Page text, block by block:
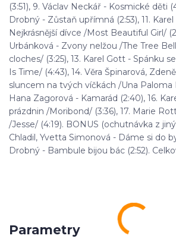
(3:51), 9. Václav Neckář - Kosmické děti
Drobný - Zůstaň upřímná (2:53), 11.
Nejkrásnější dívce /Most Beautiful Girl/
Urbánková - Zvony nelžou /The Tree
cloches/ (3:25), 13. Karel Gott - Spánku
Is Time/ (4:43), 14. Věra Špinarová,
sluncem na tvých víčkách /Una Paloma
Hana Zagorová - Kamarád (2:40), 16.
prázdnin /Moribond/ (3:36), 17. Marie
/Jesse/ (4:19). BONUS (ochutnávka z
Chladil, Yvetta Simonová - Dáme si do
Drobný - Bambule bijou bác (2:52).
Parametry